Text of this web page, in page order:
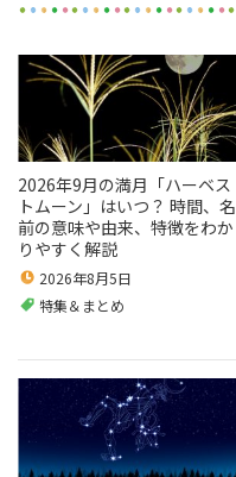
2026年9月の満月「ハーベス
トムーン」はいつ？ 時間、名
前の意味や由来、特徴をわか
りやすく解説
2026年8月5日
特集＆まとめ